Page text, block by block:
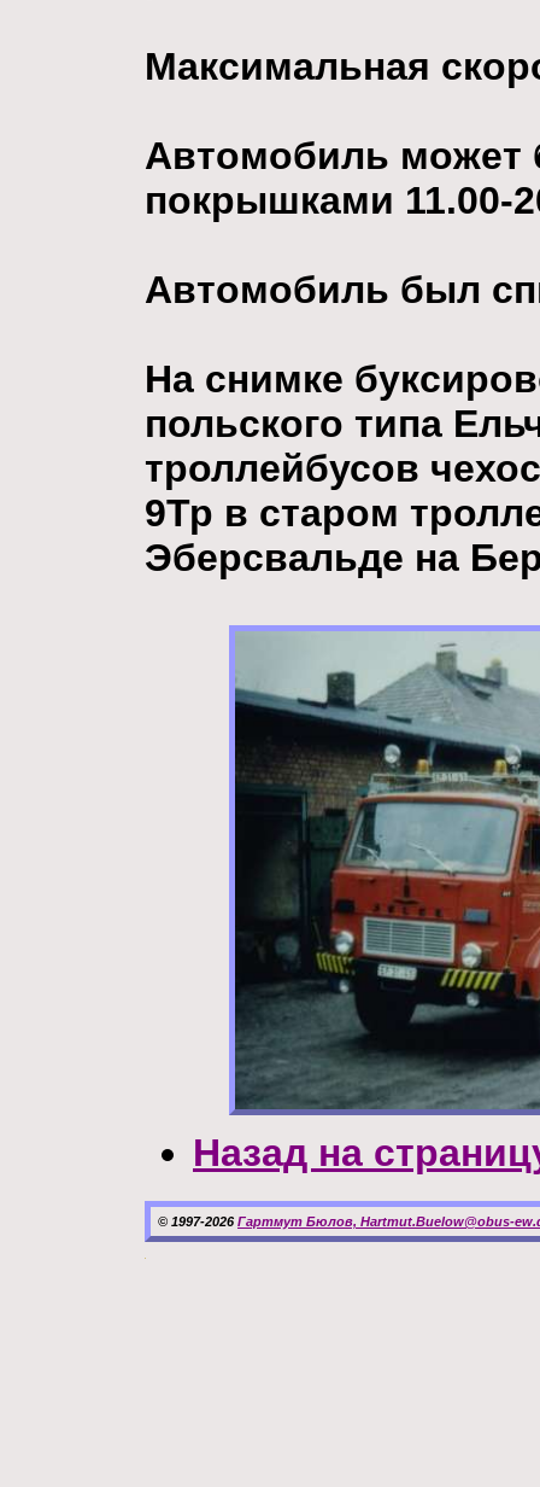
Максимальная
Автомобиль может
покрышками 11.00-
Автомобиль был
На снимке
польского типа
троллейбусов
9Тр в старом
Эберсвальде на
Назад на